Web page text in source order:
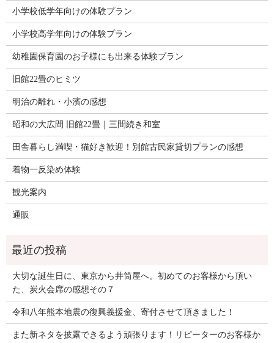
小学校低学年向けの体験プラン
小学校高学年向けの体験プラン
幼稚園保育園のお子様にも出来る体験プラン
旧館22畳のヒミツ
明治の離れ・小濱の感想
昭和の大広間 旧館22畳｜三間続き和室
田舎暮らし満喫・猫好き歓迎！別館古民家貸切プランの感想
着物一反染め体験
観光案内
通販
大切な誕生日に、東京から井筒屋へ。初めてのお客様から頂い
た、炭火会席の感想その７
令和八年熊本地震の復興義援金、寄付させて頂きました！
また新ネタを披露できるよう頑張ります！リピーターのお客様か